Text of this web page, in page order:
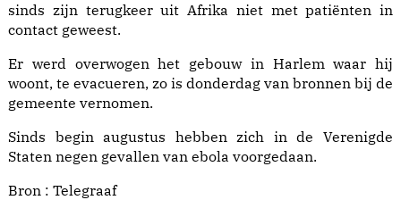
sinds zijn terugkeer uit Afrika niet met patiënten in
contact geweest.
Er werd overwogen het gebouw in Harlem waar hij
woont, te evacueren, zo is donderdag van bronnen bij de
gemeente vernomen.
Sinds begin augustus hebben zich in de Verenigde
Staten negen gevallen van ebola voorgedaan.
Bron : Telegraaf